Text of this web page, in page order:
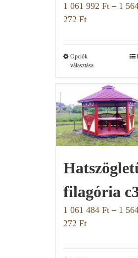
1 061 992 Ft– 1
272 Ft
Opciók
választása
filagória
1 061 484 Ft– 1
272 Ft